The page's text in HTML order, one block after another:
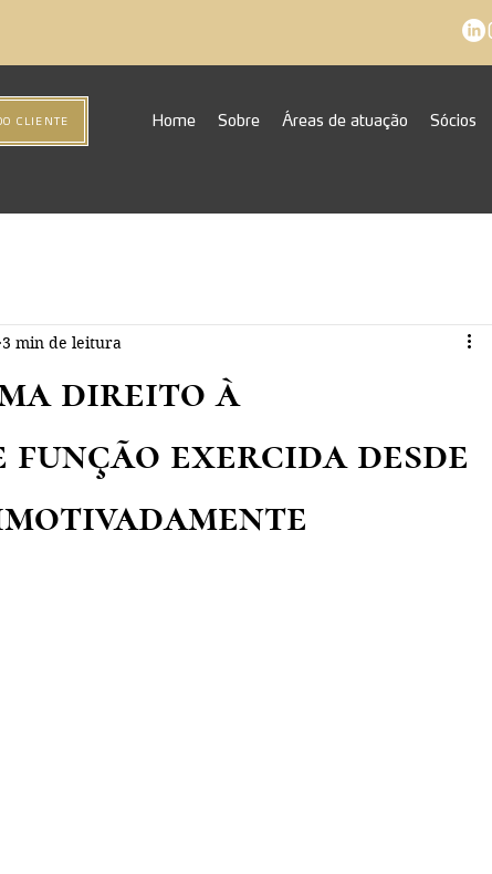
Home Sobre Áreas de atuação Sócios
CLIENTE
direito à
exercida desde
3 min de leitura